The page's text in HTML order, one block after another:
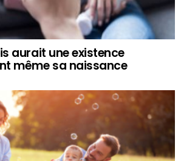
aurait une existence
même sa naissance